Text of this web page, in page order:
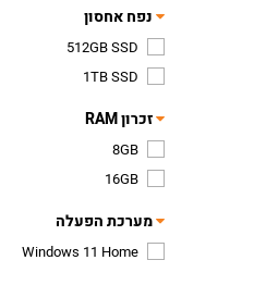
נפח אחסון
512GB SSD
1TB SSD
זכרון RAM
8GB
16GB
מערכת הפעלה
Windows 11 Home